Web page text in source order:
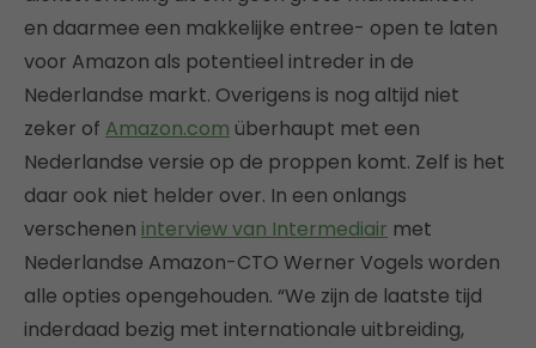
en daarmee een makkelijke entree- open te laten
voor Amazon als potentieel intreder in de
Nederlandse markt. Overigens is nog altijd niet
zeker of Amazon.com überhaupt met een
Nederlandse versie op de proppen komt. Zelf is het
daar ook niet helder over. In een onlangs
verschenen interview van Intermediair met
Nederlandse Amazon-CTO Werner Vogels worden
alle opties opengehouden. “We zijn de laatste tijd
inderdaad bezig met internationale uitbreiding,